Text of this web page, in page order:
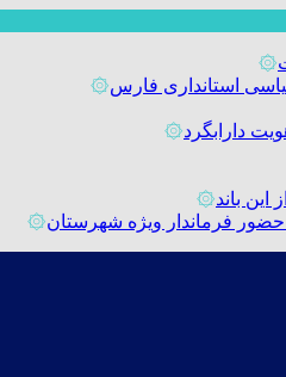
۞
استانداری فارس۞
۞
باند۞
۞